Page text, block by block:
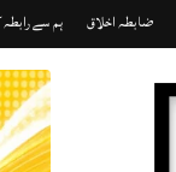
ضابطہ اخلاق ہم سے